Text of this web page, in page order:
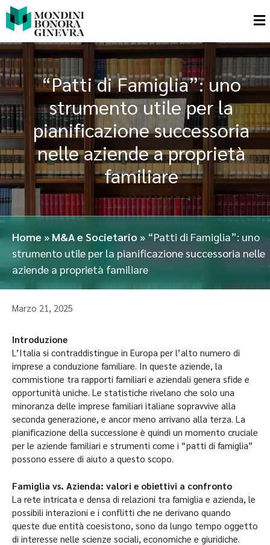
“Patti di Famiglia”: uno
strumento utile per la
pianificazione successoria
nelle aziende a proprietà
familiare
Home » M&A e Societario » “Patti di Famiglia”: uno
strumento utile per la pianificazione successoria nelle
aziende a proprietà familiare
Marzo 21, 2025
Introduzione
L’Italia si contraddistingue in Europa per l’alto numero di
imprese a conduzione familiare. In queste aziende, la
commistione tra rapporti familiari e aziendali genera sfide e
opportunità uniche. Le statistiche rivelano che solo una
minoranza delle imprese familiari italiane sopravvive alla
seconda generazione, e ancor meno arrivano alla terza. La
pianificazione della successione è quindi un momento cruciale
per le aziende familiari e strumenti come i “patti di famiglia”
possono essere di aiuto a questo scopo.
Famiglia vs. Azienda: valori e obiettivi a confronto
La rete intricata e densa di relazioni tra famiglia e azienda, le
possibili interazioni e i conflitti che ne derivano quando
queste due entità coesistono, sono da lungo tempo oggetto
di interesse nelle scienze sociali, economiche e giuridiche.